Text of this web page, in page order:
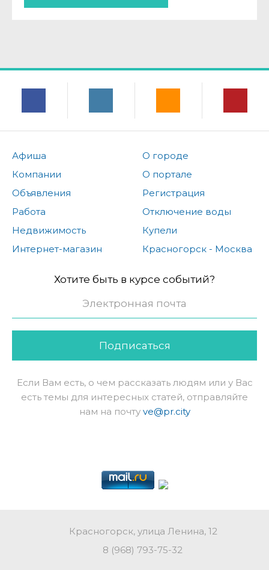
Афиша
Компании
Объявления
Работа
Недвижимость
Интернет-магазин
О городе
О портале
Регистрация
Отключение воды
Купели
Красногорск - Москва
Хотите быть в курсе событий?
Подписаться
Если Вам есть, о чем рассказать людям или у Вас
есть темы для интересных статей, отправляйте
нам на почту ve@pr.city
Красногорск, улица Ленина, 12
8 (968) 793-75-32